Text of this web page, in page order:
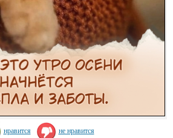
нравится не нравится